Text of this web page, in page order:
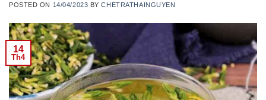
POSTED ON 14/04/2023 BYCHETRATHAINGUYEN
14
Th4